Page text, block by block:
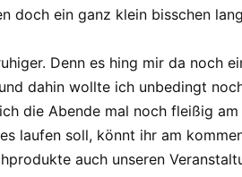
doch ein ganz klein bisschen
Denn es hing mir da noch
dahin wollte ich unbedingt
die Abende mal noch fleißig
laufen soll, könnt ihr am
auch unseren